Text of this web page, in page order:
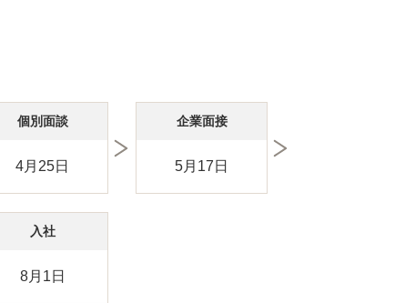
個別面談
4月25日
企業面接
5月17日
入社
8月1日